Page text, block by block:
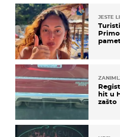
JESTE
hit u
zašto